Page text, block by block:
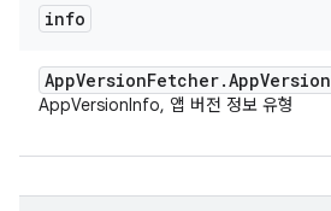
info
AppVersionFetcher.AppVersion
AppVersionInfo, 앱 버전 정보 유형